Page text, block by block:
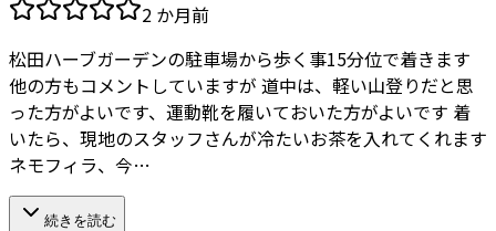
2 か月前
松田ハーブガーデンの駐車場から歩く事15分位で着きます
他の方もコメントしていますが 道中は、軽い山登りだと思
った方がよいです、運動靴を履いておいた方がよいです 着
いたら、現地のスタッフさんが冷たいお茶を入れてくれます
ネモフィラ、今…
続きを読む